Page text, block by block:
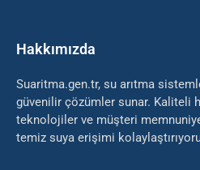
Hakkımızda
Suaritma.gen.tr, su arıtma
güvenilir çözümler sunar. Kaliteli
teknolojiler ve müşteri
temiz suya erişimi